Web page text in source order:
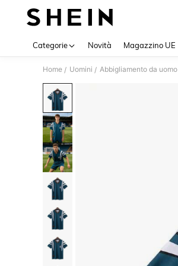
Categorie Novità Magazzino UE
Home / Uomini / Abbigliamento da uomo